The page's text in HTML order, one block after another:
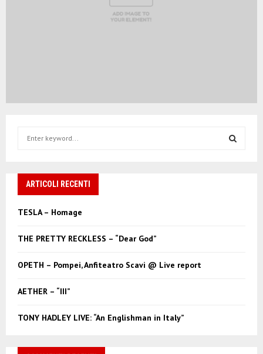
h
o
ARTICOLI RECENTI
TESLA – Homage
THE PRETTY RECKLESS – “Dear God”
OPETH – Pompei, Anfiteatro Scavi @ Live report
AETHER – “III”
TONY HADLEY LIVE: “An Englishman in Italy”